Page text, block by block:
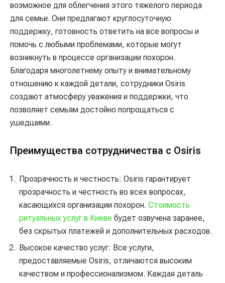
возможное для облегчения этого тяжелого периода
для семьи. Они предлагают круглосуточную
поддержку, готовность ответить на все вопросы и
помочь с любыми проблемами, которые могут
возникнуть в процессе организации похорон.
Благодаря многолетнему опыту и внимательному
отношению к каждой детали, сотрудники Osiris
создают атмосферу уважения и поддержки, что
позволяет семьям достойно попрощаться с
ушедшими.
Преимущества сотрудничества с Osiris
Прозрачность и честность: Osiris гарантирует
прозрачность и честность во всех вопросах,
касающихся организации похорон. Стоимость
ритуальных услуг в Киеве будет озвучена заранее,
без скрытых платежей и дополнительных расходов.
Высокое качество услуг: Все услуги,
предоставляемые Osiris, отличаются высоким
качеством и профессионализмом. Каждая деталь